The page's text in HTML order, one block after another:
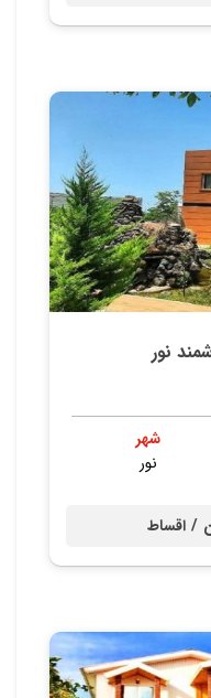
نور
شهر
نور
اقساط